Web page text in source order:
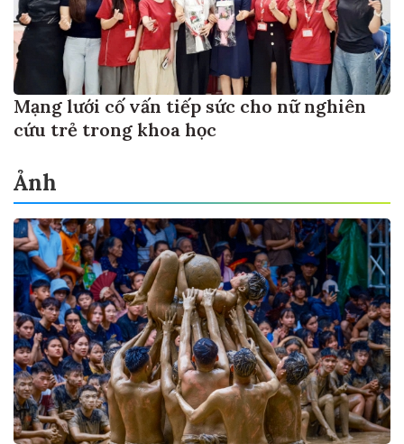
Mạng lưới cố vấn tiếp sức cho nữ nghiên
cứu trẻ trong khoa học
Ảnh